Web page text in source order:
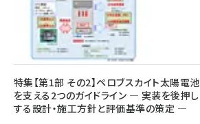
特集【第1部 その2】ペロブスカイト太陽電池
を支える2つのガイドライン ― 実装を後押し
する設計・施工方針と評価基準の策定 ―